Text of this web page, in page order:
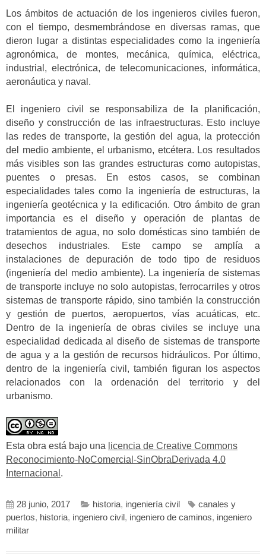
Los ámbitos de actuación de los ingenieros civiles fueron,
con el tiempo, desmembrándose en diversas ramas, que
dieron lugar a distintas especialidades como la ingeniería
agronómica, de montes, mecánica, química, eléctrica,
industrial, electrónica, de telecomunicaciones, informática,
aeronáutica y naval.
El ingeniero civil se responsabiliza de la planificación,
diseño y construcción de las infraestructuras. Esto incluye
las redes de transporte, la gestión del agua, la protección
del medio ambiente, el urbanismo, etcétera. Los resultados
más visibles son las grandes estructuras como autopistas,
puentes o presas. En estos casos, se combinan
especialidades tales como la ingeniería de estructuras, la
ingeniería geotécnica y la edificación. Otro ámbito de gran
importancia es el diseño y operación de plantas de
tratamientos de agua, no solo domésticas sino también de
desechos industriales. Este campo se amplía a
instalaciones de depuración de todo tipo de residuos
(ingeniería del medio ambiente). La ingeniería de sistemas
de transporte incluye no solo autopistas, ferrocarriles y otros
sistemas de transporte rápido, sino también la construcción
y gestión de puertos, aeropuertos, vías acuáticas, etc.
Dentro de la ingeniería de obras civiles se incluye una
especialidad dedicada al diseño de sistemas de transporte
de agua y a la gestión de recursos hidráulicos. Por último,
dentro de la ingeniería civil, también figuran los aspectos
relacionados con la ordenación del territorio y del
urbanismo.
Esta obra está bajo una licencia de Creative Commons
Reconocimiento-NoComercial-SinObraDerivada 4.0
Internacional .
28 junio, 2017 historia, ingeniería civil
canales y
puertos, historia, ingeniero civil , ingeniero de caminos, ingeniero
militar